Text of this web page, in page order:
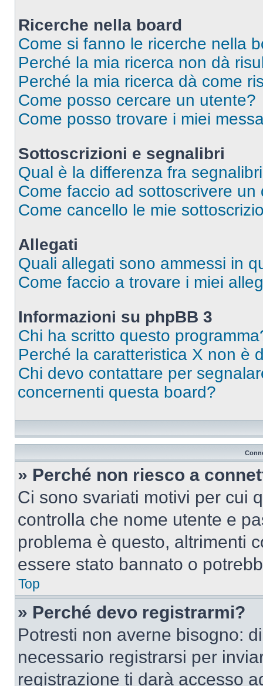
Ricerche nella board
Come si fanno le ricerche nella
Perché la mia ricerca non dà
Perché la mia ricerca dà come
Come posso cercare un utente?
Come posso trovare i miei
Sottoscrizioni e segnalibri
Qual è la differenza fra
Come faccio ad sottoscrivere
Come cancello le mie
Allegati
Quali allegati sono ammessi in
Come faccio a trovare i miei
Informazioni su phpBB 3
Chi ha scritto questo
Perché la caratteristica X non è
Chi devo contattare per
concernenti questa board?
» Perché non riesco a
Ci sono svariati motivi per cui
controlla che nome utente e
problema è questo, altrimenti
essere stato bannato o
Top
» Perché devo registrarmi?
Potresti non averne bisogno:
necessario registrarsi per
registrazione ti darà accesso